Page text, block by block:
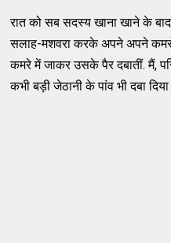
रात को सब सदस्य खाना खाने के
सलाह-मशवरा करके अपने अपने
कमरे में जाकर उसके पैर दबातीं. मैं,
कभी बड़ी जेठानी के पांव भी दबा